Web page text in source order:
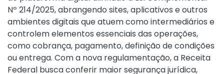
Nº 214/2025, abrangendo sites, aplicativos e outros
ambientes digitais que atuem como intermediários e
controlem elementos essenciais das operações,
como cobrança, pagamento, definição de condições
ou entrega. Com a nova regulamentação, a Receita
Federal busca conferir maior segurança jurídica,